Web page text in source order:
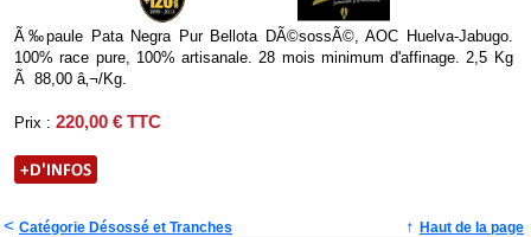
Ã‰paule Pata Negra Pur Bellota DÃ©sossÃ©, AOC Huelva-Jabugo.
100% race pure, 100% artisanale. 28 mois minimum d'affinage. 2,5 Kg
Ã 88,00 â‚¬/Kg.
Prix : 220,00 € TTC
< Catégorie Désossé et Tranches ↑Haut de la page